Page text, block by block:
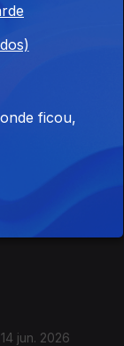
14 jun. 2026
ficou,